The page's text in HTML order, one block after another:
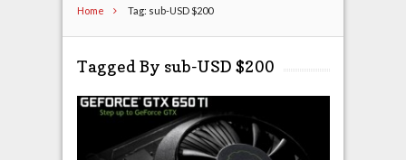
Home Tag: sub-USD $200
Tagged By sub-USD $200